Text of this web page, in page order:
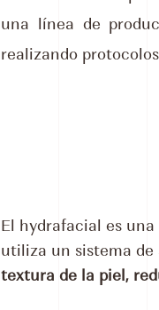
una línea de
realizando
El hydrafacial es
utiliza un sistema
textura de la piel,